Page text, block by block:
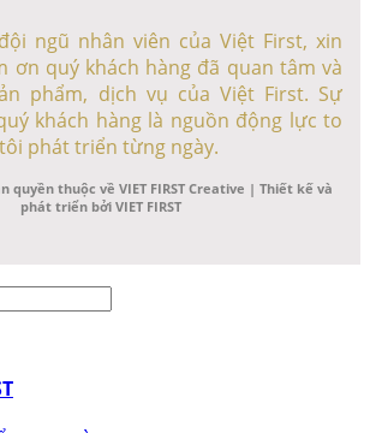
ngũ nhân viên của Việt First, xin
ơn quý khách hàng đã quan tâm và
phẩm, dịch vụ của Việt First. Sự
khách hàng là nguồn động lực to
phát triển từng ngày.
quyền thuộc về VIET FIRST Creative | Thiết kế và
phát triển bởi VIET FIRST